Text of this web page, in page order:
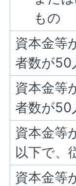
もの
資本金等
者数が50
資本金等
者数が50
資本金等
以下で、
資本金等